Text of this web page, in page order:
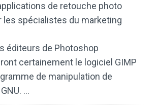
de retouche photo
les spécialistes du marketing
éditeurs de Photoshop
certainement le logiciel GIMP
de manipulation de
…